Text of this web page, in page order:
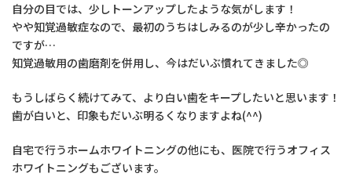
自分の目では、少しトーンアップしたような気がします！
やや知覚過敏症なので、最初のうちはしみるのが少し辛かったの
ですが…
知覚過敏用の歯磨剤を併用し、今はだいぶ慣れてきました◎
もうしばらく続けてみて、より白い歯をキープしたいと思います！
歯が白いと、印象もだいぶ明るくなりますよね(^^)
自宅で行うホームホワイトニングの他にも、医院で行うオフィス
ホワイトニングもございます。